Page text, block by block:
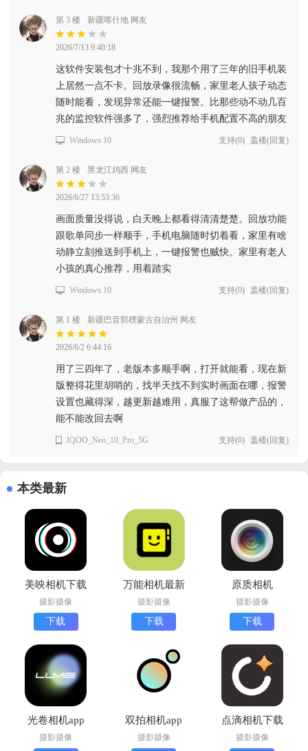
第 3 楼 新疆喀什地 网友
2026/7/13 9:40:18
这软件安装包才十兆不到，我那个用了三年的旧手机装
上居然一点不卡。回放录像很流畅，家里老人孩子动态
随时能看，发现异常还能一键报警。比那些动不动几百
兆的监控软件强多了，强烈推荐给手机配置不高的朋友
Windows 10 支持(0) 盖楼(回复)
第 2 楼 黑龙江鸡西 网友
2026/6/27 13:53:36
画面质量没得说，白天晚上都看得清清楚楚。回放功能
跟歌单同步一样顺手，手机电脑随时切着看，家里有啥
动静立刻推送到手机上，一键报警也贼快。家里有老人
小孩的真心推荐，用着踏实
Windows 10 支持(0) 盖楼(回复)
第 1 楼 新疆巴音郭楞蒙古自治州 网友
2026/6/2 6:44:16
用了三四年了，老版本多顺手啊，打开就能看，现在新
版整得花里胡哨的，找半天找不到实时画面在哪，报警
设置也藏得深，越更新越难用，真服了这帮做产品的，
能不能改回去啊
IQOO_Neo_10_Pro_5G 支持(0) 盖楼(回复)
本类最新
美映相机下载
最新版
摄影摄像
下载
万能相机最新
版
摄影摄像
下载
原质相机
cameraw手机
版
摄影摄像
下载
光卷相机app
官方版
摄影摄像
双拍相机app
最新版
摄影摄像
点滴相机下载
最新版
摄影摄像